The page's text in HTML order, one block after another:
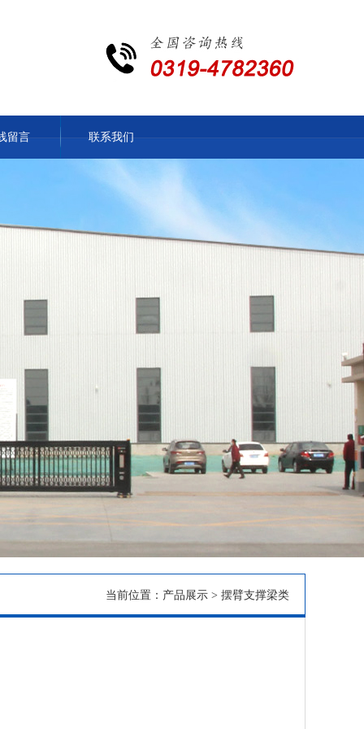
留言 联系我们
当前位置： 产品展示 > 摆臂支撑梁类